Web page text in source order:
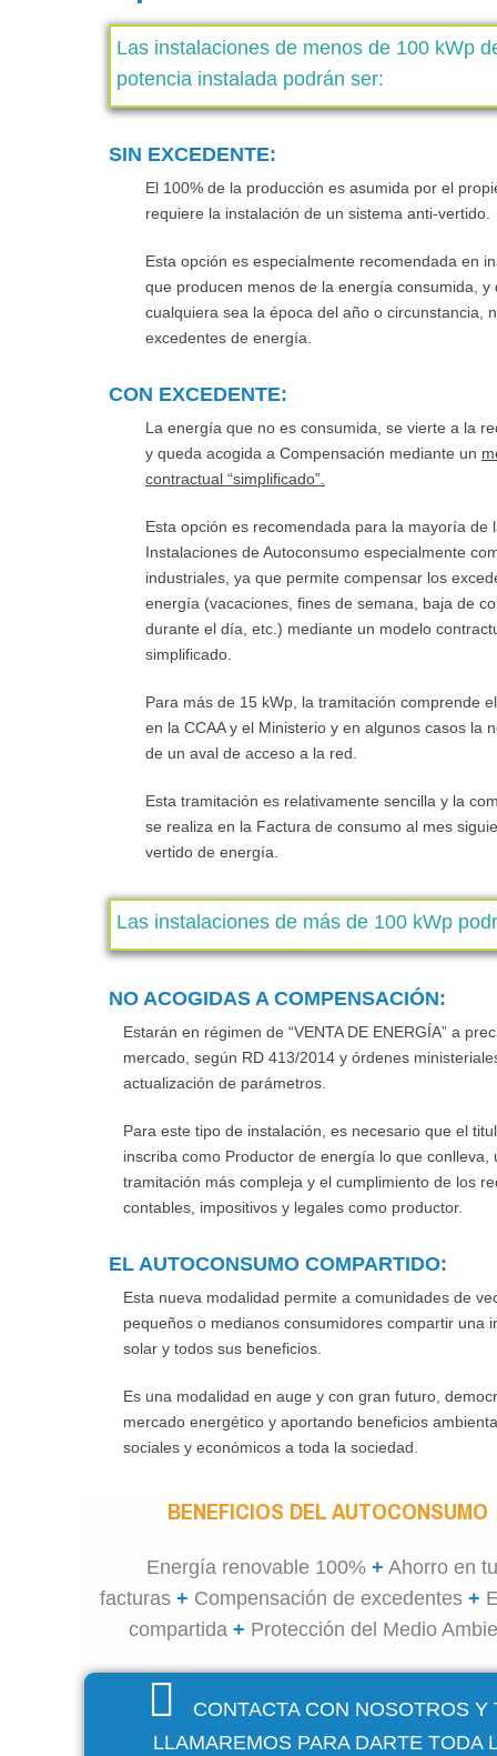
Las instalaciones de menos de 100 kWp
potencia instalada podrán ser:
SIN EXCEDENTE:
El 100% de la producción es asumida por el
requiere la instalación de un sistema anti-vertido.
Esta opción es especialmente recomendada en
que producen menos de la energía consumida, y
cualquiera sea la época del año o circunstancia,
excedentes de energía.
CON EXCEDENTE:
La energía que no es consumida, se vierte a la
y queda acogida a Compensación mediante un
contractual “simplificado”.
Esta opción es recomendada para la mayoría de
Instalaciones de Autoconsumo especialmente
industriales, ya que permite compensar los
energía (vacaciones, fines de semana, baja de
durante el día, etc.) mediante un modelo
simplificado.
Para más de 15 kWp, la tramitación comprende
en la CCAA y el Ministerio y en algunos casos la
de un aval de acceso a la red.
Esta tramitación es relativamente sencilla y la
se realiza en la Factura de consumo al mes
vertido de energía.
Las instalaciones de más de 100 kWp
NO ACOGIDAS A COMPENSACIÓN:
Estarán en régimen de “VENTA DE ENERGÍA” a
mercado, según RD 413/2014 y órdenes
actualización de parámetros.
Para este tipo de instalación, es necesario que el
inscriba como Productor de energía lo que conlleva,
tramitación más compleja y el cumplimiento de los
contables, impositivos y legales como productor.
EL AUTOCONSUMO COMPARTIDO:
Esta nueva modalidad permite a comunidades de
pequeños o medianos consumidores compartir una
solar y todos sus beneficios.
Es una modalidad en auge y con gran futuro,
mercado energético y aportando beneficios
sociales y económicos a toda la sociedad.
BENEFICIOS DEL AUTOCONSUMO
Energía renovable 100% + Ahorro en
facturas + Compensación de excedentes +
compartida + Protección del Medio
CONTACTA CON NOSOTROS Y
LLAMAREMOS PARA DARTE TODA